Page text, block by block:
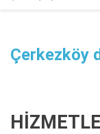
Çerkezköy